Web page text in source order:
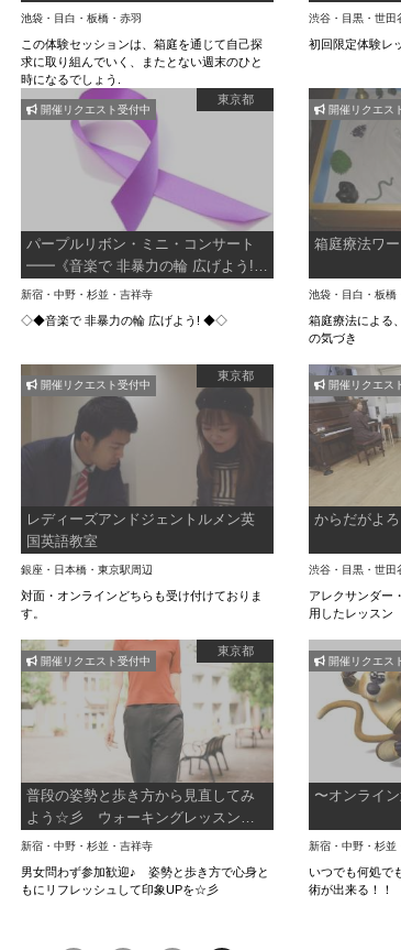
3/12①②、3/19①②
池袋・目白・板橋・赤羽
この体験セッションは、箱庭を通じて自己探
求に取り組んでいく、またとない週末のひと
時になるでしょう.
渋谷・目黒・世田
初回限定体験レ
東京都
パープルリボン・ミニ・コンサート
━━《音楽で 非暴力の輪 広げよう!
》
新宿・中野・杉並・吉祥寺
◇◆音楽で 非暴力の輪 広げよう! ◆◇
開催リクエスト受付中
箱庭療法ワ
池袋・目白・板橋
箱庭療法による
の気づき
開催リクエス
東京都
レディーズアンドジェントルメン英
国英語教室
銀座・日本橋・東京駅周辺
対面・オンラインどちらも受け付けておりま
す。
開催リクエスト受付中
からだがよ
渋谷・目黒・世田
アレクサンダー
用したレッスン
開催リクエス
東京都
普段の姿勢と歩き方から見直してみ
よう☆彡 ウォーキングレッスン体
験プラン
新宿・中野・杉並・吉祥寺
男女問わず参加歓迎♪ 姿勢と歩き方で心身と
もにリフレッシュして印象UPを☆彡
開催リクエスト受付中
〜オンライ
新宿・中野・杉並
いつでも何処で
術が出来る！！
開催リクエス